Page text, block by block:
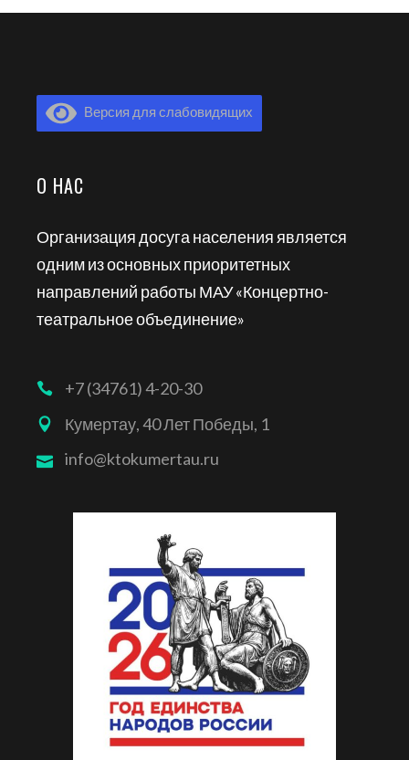
Версия для слабовидящих
О НАС
Организация досуга населения является
одним из основных приоритетных
направлений работы МАУ «Концертно-
театральное объединение»
+7 (34761) 4-20-30
Кумертау, 40 Лет Победы, 1
info@ktokumertau.ru